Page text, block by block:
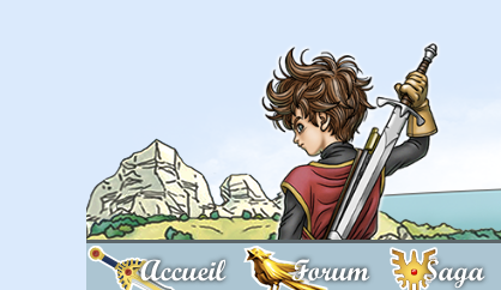
Accueil Forum Saga